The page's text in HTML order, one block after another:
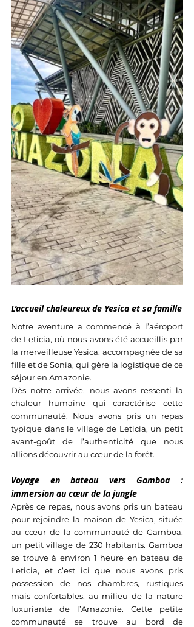
L’accueil chaleureux de Yesica et sa famille
Notre aventure a commencé à l’aéroport
de Leticia, où nous avons été accueillis par
la merveilleuse Yesica, accompagnée de sa
fille et de Sonia, qui gère la logistique de ce
séjour en Amazonie.
Dès notre arrivée, nous avons ressenti la
chaleur humaine qui caractérise cette
communauté. Nous avons pris un repas
typique dans le village de Leticia, un petit
avant-goût de l’authenticité que nous
allions découvrir au cœur de la forêt.
Voyage en bateau vers Gamboa :
immersion au cœur de la jungle
Après ce repas, nous avons pris un bateau
pour rejoindre la maison de Yesica, située
au cœur de la communauté de Gamboa,
un petit village de 230 habitants. Gamboa
se trouve à environ 1 heure en bateau de
Leticia, et c’est ici que nous avons pris
possession de nos chambres, rustiques
mais confortables, au milieu de la nature
luxuriante de l’Amazonie. Cette petite
communauté se trouve au bord de